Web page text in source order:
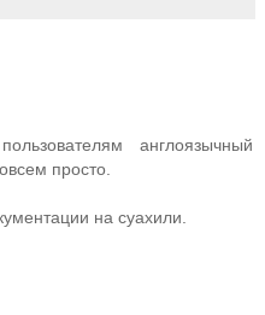
англоязычный
просто.
на суахили.